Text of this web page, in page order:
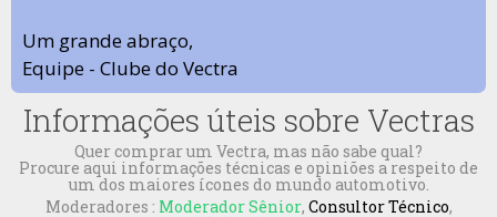
Um grande abraço,
Equipe - Clube do Vectra
Informações úteis sobre Vectras
Quer comprar um Vectra, mas não sabe qual?
Procure aqui informações técnicas e opiniões a respeito de
um dos maiores ícones do mundo automotivo.
Moderadores : Moderador Sênior, Consultor Técnico,